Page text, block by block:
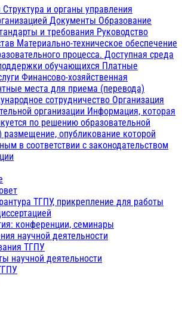
Структура и органы управления
Документы Образование
и требования Руководство
Материально-техническое обеспечение
процесса. Доступная среда
обучающихся Платные
Финансово-хозяйственная
места для приема (перевода)
сотрудничество Организация
организации Информация, которая
по решению образовательной
размещение, опубликование которой
в соответствии с законодательством
ТГПУ, прикрепление для работы
конференции, семинары
научной деятельности
ТГПУ
научной деятельности